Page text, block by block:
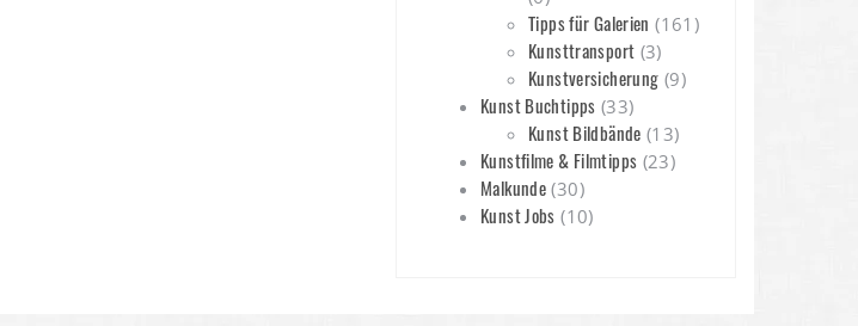
Tipps für Galerien (161)
Kunsttransport (3)
Kunstversicherung (9)
Kunst Buchtipps (33)
Kunst Bildbände (13)
Kunstfilme & Filmtipps (23)
Malkunde (30)
Kunst Jobs (10)